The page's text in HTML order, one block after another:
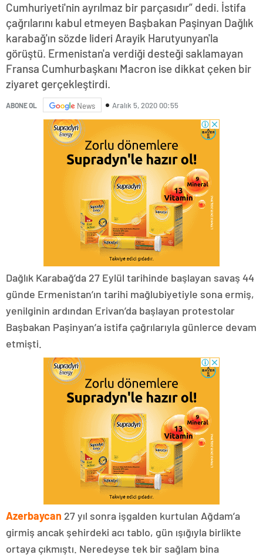
Cumhuriyeti'nin ayrılmaz bir parçasıdır” dedi. İstifa
çağrılarını kabul etmeyen Başbakan Paşinyan Dağlık
karabağ'ın sözde lideri Arayik Harutyunyan'la
görüştü. Ermenistan'a verdiği desteği saklamayan
Fransa Cumhurbaşkanı Macron ise dikkat çeken bir
ziyaret gerçekleştirdi.
ABONE OL News Aralık 5, 2020 00:55
Dağlık Karabağ’da 27 Eylül tarihinde başlayan savaş 44
günde Ermenistan’ın tarihi mağlubiyetiyle sona ermiş,
yenilginin ardından Erivan’da başlayan protestolar
Başbakan Paşinyan’a istifa çağrılarıyla günlerce devam
etmişti.
Azerbaycan 27 yıl sonra işgalden kurtulan Ağdam’a
girmiş ancak şehirdeki acı tablo, gün ışığıyla birlikte
ortaya çıkmıştı. Neredeyse tek bir sağlam bina